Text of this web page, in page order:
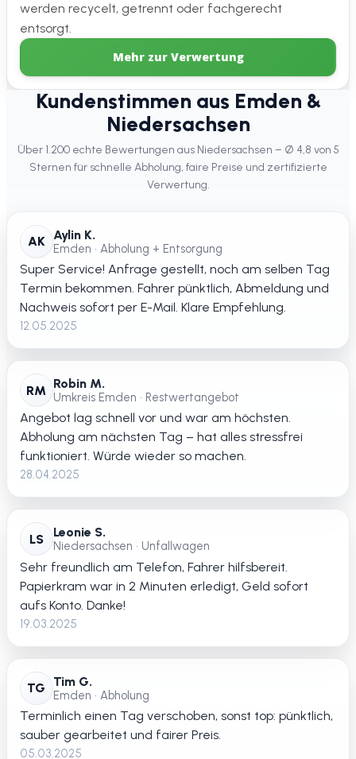
werden recycelt, getrennt oder fachgerecht
entsorgt.
Mehr zur Verwertung
Kundenstimmen aus Emden &
Niedersachsen
Über 1.200 echte Bewertungen aus Niedersachsen – Ø 4,8 von 5
Sternen für schnelle Abholung, faire Preise und zertifizierte
Verwertung.
AK Aylin K.
Emden • Abholung + Entsorgung
Super Service! Anfrage gestellt, noch am selben Tag
Termin bekommen. Fahrer pünktlich, Abmeldung und
Nachweis sofort per E-Mail. Klare Empfehlung.
12.05.2025
RM Robin M.
Umkreis Emden • Restwertangebot
Angebot lag schnell vor und war am höchsten.
Abholung am nächsten Tag – hat alles stressfrei
funktioniert. Würde wieder so machen.
28.04.2025
LS Leonie S.
Niedersachsen • Unfallwagen
Sehr freundlich am Telefon, Fahrer hilfsbereit.
Papierkram war in 2 Minuten erledigt, Geld sofort
aufs Konto. Danke!
19.03.2025
TG Tim G.
Emden • Abholung
Terminlich einen Tag verschoben, sonst top: pünktlich,
sauber gearbeitet und fairer Preis.
05.03.2025